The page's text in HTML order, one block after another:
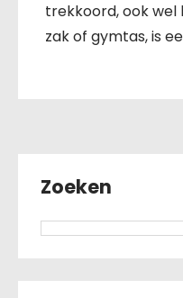
trekkoord, ook wel
zak of gymtas, is
Zoeken